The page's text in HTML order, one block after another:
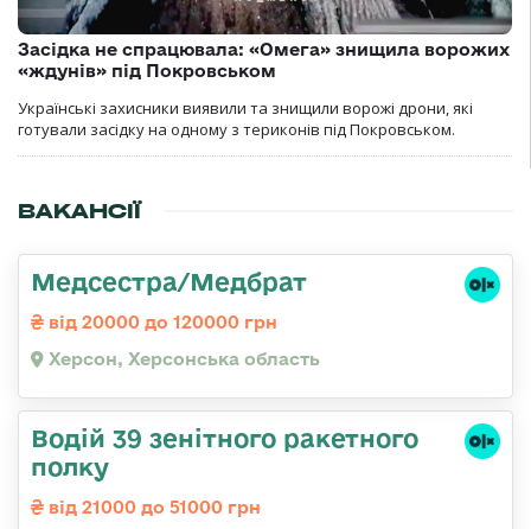
Засідка не спрацювала: «Омега» знищила ворожих
«ждунів» під Покровськом
Українські захисники виявили та знищили ворожі дрони, які
готували засідку на одному з териконів під Покровськом.
ВАКАНСІЇ
Медсестра/Медбрат
від 20000 до 120000 грн
Херсон, Херсонська область
Водій 39 зенітного ракетного
полку
від 21000 до 51000 грн